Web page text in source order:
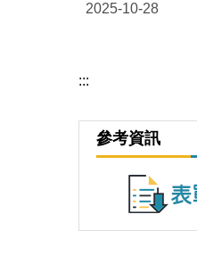
2025-10-28
:::
參考資訊